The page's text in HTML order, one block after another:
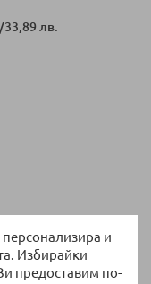
персонализира и
Избирайки
предоставим по-
/33,89 лв.